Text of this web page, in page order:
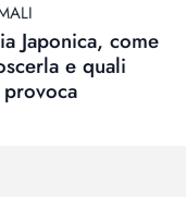
Japonica, come
e quali